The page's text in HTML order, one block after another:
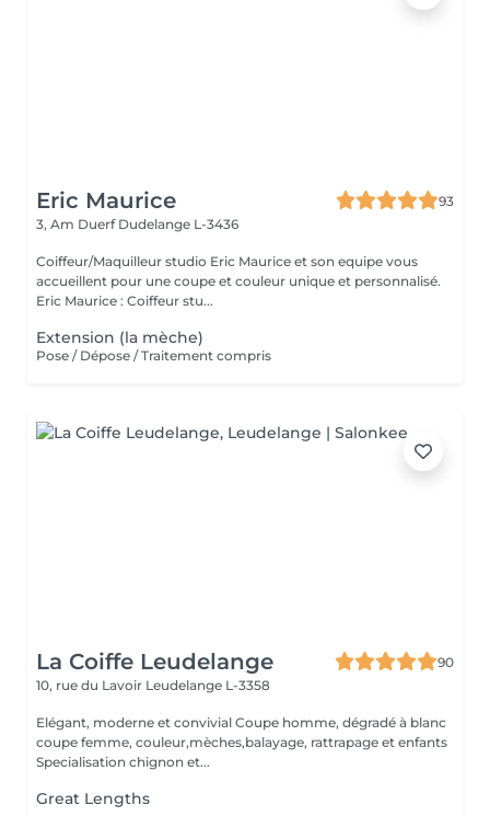
Eric Maurice
93
3, Am Duerf Dudelange L-3436
Coiffeur/Maquilleur studio Eric Maurice et son equipe vous
accueillent pour une coupe et couleur unique et personnalisé.
Eric Maurice : Coiffeur stu...
Extension (la mèche)
Pose / Dépose / Traitement compris
La Coiffe Leudelange
90
10, rue du Lavoir Leudelange L-3358
Elégant, moderne et convivial Coupe homme, dégradé à blanc
coupe femme, couleur,mèches,balayage, rattrapage et enfants
Specialisation chignon et...
Great Lengths